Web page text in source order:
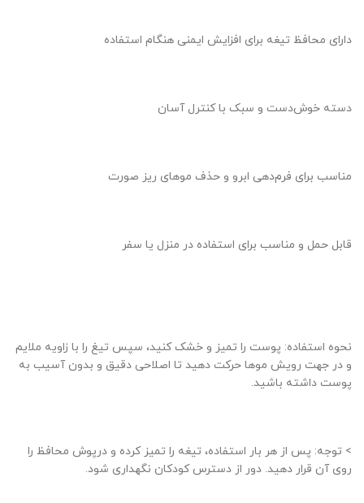
دارای محافظ تیغه برای افزایش ایمنی هنگام استفاده
دسته خوش‌دست و سبک با کنترل آسان
مناسب برای فرم‌دهی ابرو و حذف موهای ریز صورت
قابل حمل و مناسب برای استفاده در منزل یا سفر
نحوه استفاده: پوست را تمیز و خشک کنید، سپس تیغ را با زاویه ملایم
و در جهت رویش موها حرکت دهید تا اصلاحی دقیق و بدون آسیب به
پوست داشته باشید.
> توجه: پس از هر بار استفاده، تیغه را تمیز کرده و درپوش محافظ را
روی آن قرار دهید. دور از دسترس کودکان نگهداری شود.